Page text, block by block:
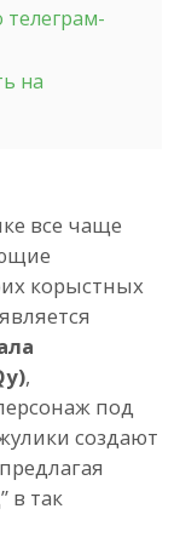
на
все чаще
корыстных
,
под
создают
в так